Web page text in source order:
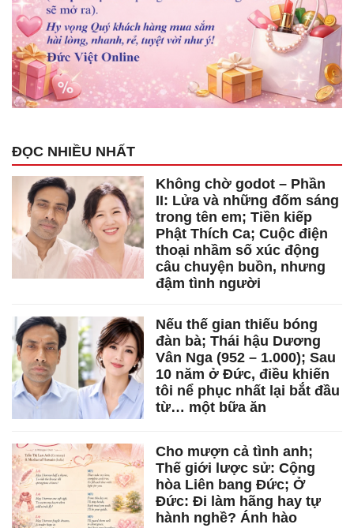
ĐỌC NHIỀU NHẤT
Không chờ godot – Phần
II: Lửa và những đốm sáng
trong tên em; Tiền kiếp
Phật Thích Ca; Cuộc điện
thoại nhầm số xúc động
câu chuyện buồn, nhưng
đậm tình người
Nếu thế gian thiếu bóng
đàn bà; Thái hậu Dương
Vân Nga (952 – 1.000); Sau
10 năm ở Đức, điều khiến
tôi nể phục nhất lại bắt đầu
từ… một bữa ăn
Cho mượn cả tình anh;
Thế giới lược sử: Cộng
hòa Liên bang Đức; Ở
Đức: Đi làm hãng hay tự
hành nghề? Ánh hào